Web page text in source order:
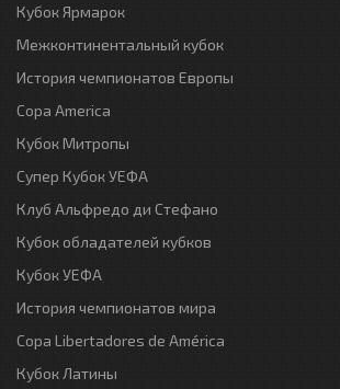
Кубок Ярмарок
Межконтинентальный кубок
История чемпионатов Европы
Copa America
Кубок Митропы
Супер Кубок УЕФА
Клуб Альфредо ди Стефано
Кубок обладателей кубков
Кубок УЕФА
История чемпионатов мира
Copa Libertadores de América
Кубок Латины